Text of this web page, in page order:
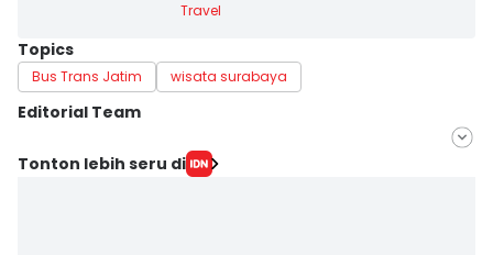
Travel
Topics
Bus Trans Jatim wisata surabaya
Editorial Team
Editor
Tonton lebih seru di